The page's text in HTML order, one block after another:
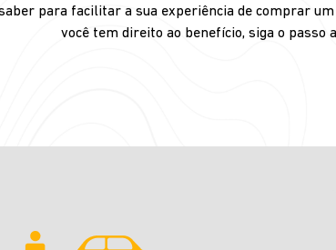
para facilitar a sua experiência de comprar
você tem direito ao benefício, siga o passo